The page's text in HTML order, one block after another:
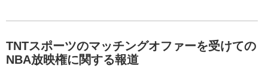
TNTスポーツのマッチングオファーを受けての
NBA放映権に関する報道